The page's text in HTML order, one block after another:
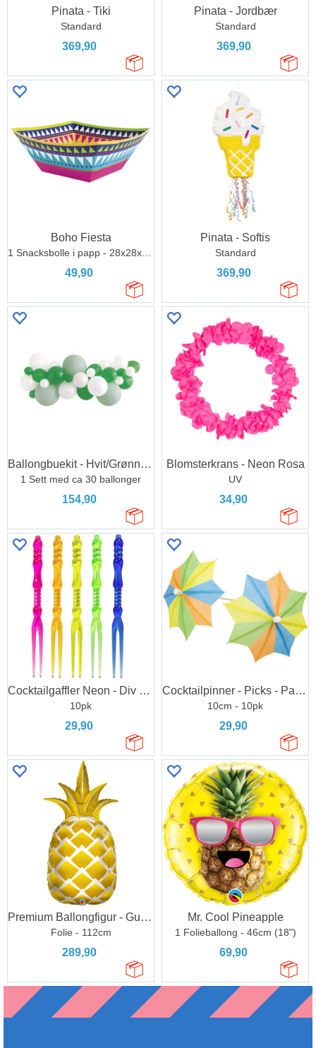
Pinata - Tiki
Standard
369,90
Pinata - Jordbær
Standard
369,90
Boho Fiesta
49,90
Pinata - Softis
Standard
369,90
Ballongbuekit - Hvit/Grønn - Botanical
1 Sett med ca 30 ballonger
154,90
Blomsterkrans - Neon Rosa
UV
34,90
Cocktailgaffler Neon - Div Farger
10pk
29,90
Cocktailpinner - Picks - Parasoll
10cm - 10pk
29,90
Premium Ballongfigur - Gull Ananas
Folie - 112cm
289,90
Mr. Cool Pineapple
1 Folieballong - 46cm (18")
69,90